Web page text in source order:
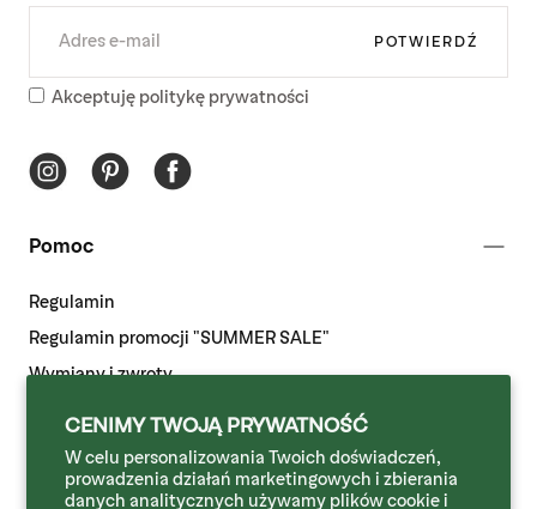
CENIMY TWOJĄ PRYWATNOŚĆ
W celu personalizowania Twoich doświadczeń,
prowadzenia działań marketingowych i zbierania
danych analitycznych używamy plików cookie i
MAIL
Akceptuję politykę prywatności
POTWIERDŹ
Pomoc
Regulamin
Regulamin promocji "SUMMER SALE"
Wymiany i zwroty
Dostawa i płatność
Polityka prywatności